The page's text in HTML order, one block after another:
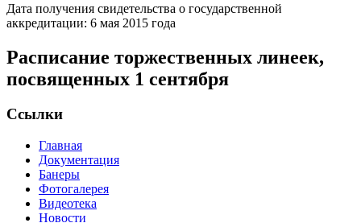
Дата получения свидетельства о государственной
аккредитации: 6 мая 2015 года
Расписание торжественных линеек,
посвященных 1 сентября
Ссылки
Главная
Документация
Банеры
Фотогалерея
Видеотека
Новости